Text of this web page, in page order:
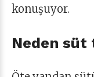
konuşuyor.
Neden